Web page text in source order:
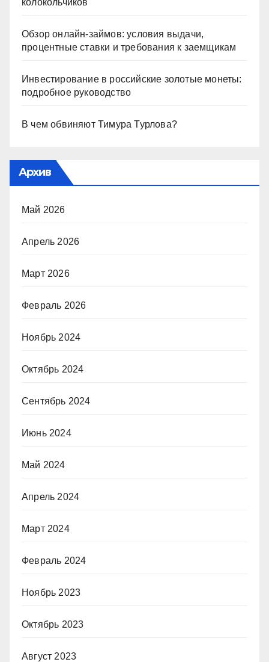
колокольчиков
Обзор онлайн-займов: условия выдачи,
процентные ставки и требования к заемщикам
Инвестирование в российские золотые монеты:
подробное руководство
В чем обвиняют Тимура Турлова?
Архив
Май 2026
Апрель 2026
Март 2026
Февраль 2026
Ноябрь 2024
Октябрь 2024
Сентябрь 2024
Июнь 2024
Май 2024
Апрель 2024
Март 2024
Февраль 2024
Ноябрь 2023
Октябрь 2023
Август 2023